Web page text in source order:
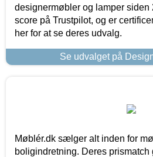
designermøbler og lamper siden
score på Trustpilot, og er
her for at se deres udvalg.
Se udvalget på
Møblér.dk sælger alt inden for
boligindretning. Deres